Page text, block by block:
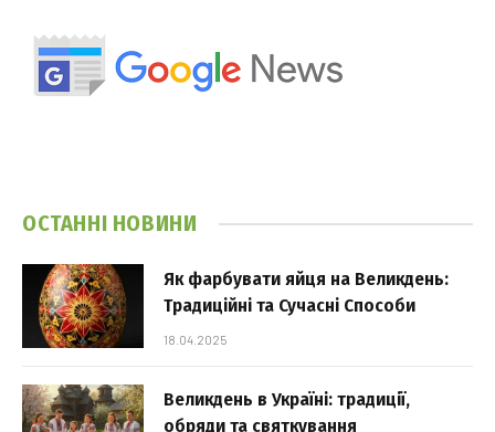
ОСТАННІ НОВИНИ
Як фарбувати яйця на Великдень:
Традиційні та Сучасні Способи
18.04.2025
Великдень в Україні: традиції,
обряди та святкування